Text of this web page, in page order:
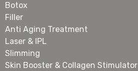
Botox
Filler
Anti Aging Treatment
Laser & IPL
Slimming
Skin Booster & Collagen Stimulator